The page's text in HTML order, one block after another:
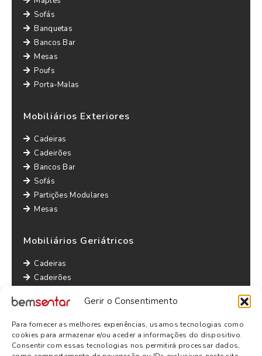
Gerir o Consentimento
Para fornecer as melhores experiências, usamos tecnologias como
cookies para armazenar e/ou aceder a informações do dispositivo.
Consentir com essas tecnologias nos permitirá processar dados,
Sofás
Banquetas
Bancos Bar
Mesas
Poufs
Porta-Malas
Mobiliários Exteriores
Cadeiras
Cadeirões
Bancos Bar
Sofás
Partições Modulares
Mesas
Mobiliários Geriátricos
Cadeiras
Cadeirões
Sofás
Outras informações